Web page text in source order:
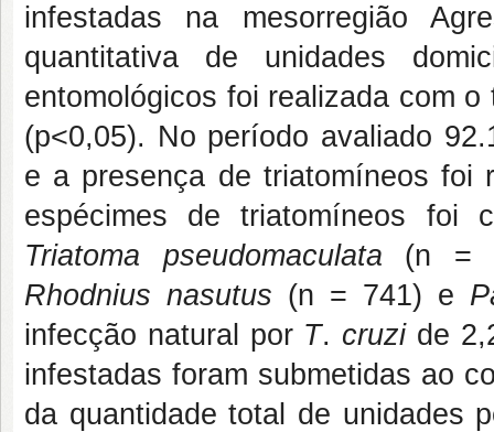
infestadas na mesorregião
quantitativa de unidades
entomológicos foi realizada com
(p<0,05). No período avaliado
e a presença de triatomíneos foi
espécimes de triatomíneos foi
Triatoma pseudomaculata (n =
Rhodnius nasutus (n = 741) e
infecção natural por T. cruzi de
infestadas foram submetidas ao
da quantidade total de unidades